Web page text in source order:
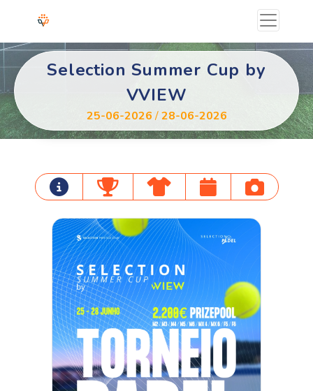
Selection Summer Cup by
VVIEW
25-06-2026/28-06-2026